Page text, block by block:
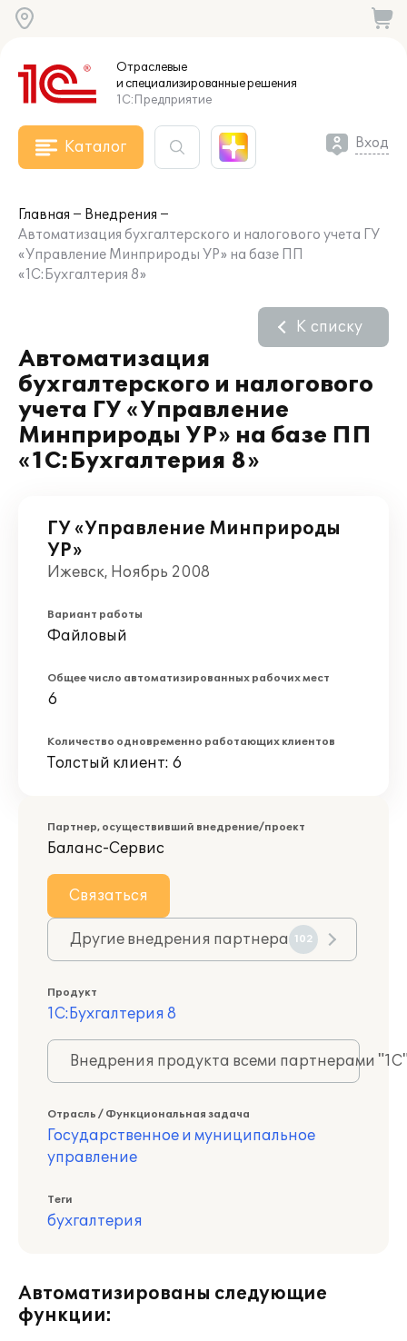
Отраслевые
и специализированныерешения
1С:Предприятие
Каталог Вход
Главная
Внедрения
Автоматизация бухгалтерского и налогового учета ГУ
«Управление Минприроды УР» на базе ПП
«1С:Бухгалтерия 8»
Автоматизация
бухгалтерского и налогового
учета ГУ «Управление
Минприроды УР» на базе ПП
«1С:Бухгалтерия 8»
К списку
ГУ «Управление Минприроды
УР»
Ижевск, Ноябрь 2008
Вариант работы
Файловый
Общее число автоматизированных рабочих мест
6
Количество одновременно работающих клиентов
Толстый клиент: 6
Партнер, осуществивший внедрение/проект
Баланс-Сервис
Связаться
Другие внедрения партнера 102
Продукт
1С:Бухгалтерия 8
Внедрения продукта всеми партнерами
Отрасль / Функциональная задача
Государственное и муниципальное
управление
Теги
бухгалтерия
Автоматизированы следующие
функции: